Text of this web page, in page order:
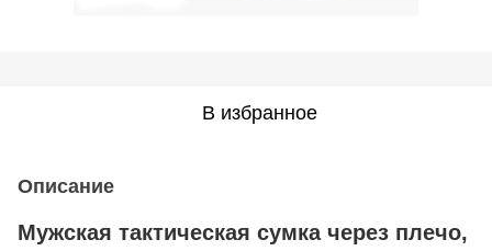
В избранное
Описание
Мужская тактическая сумка через плечо,